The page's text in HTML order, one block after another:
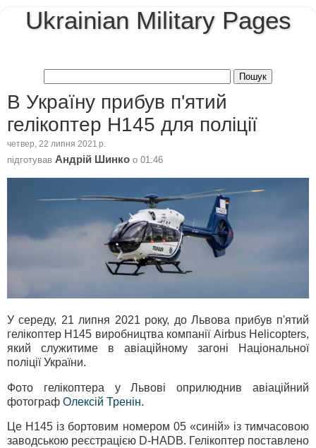
Ukrainian Military Pages
В Україну прибув п'ятий
гелікоптер H145 для поліції
четвер, 22 липня 2021 р.
підготував Андрій Шинко о 01:46
У середу, 21 липня 2021 року, до Львова прибув п'ятий
гелікоптер H145 виробництва компанії Airbus Helicopters,
який служитиме в авіаційному загоні Національної
поліції України.
Фото гелікоптера у Львові оприлюднив авіаційний
фотограф Олексій Тренін.
Це H145 із бортовим номером 05 «синій» із тимчасовою
заводською реєстрацією D-HADB. Гелікоптер поставлено